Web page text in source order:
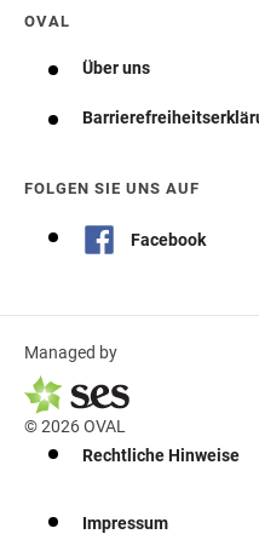
OVAL
Über uns
FOLGEN SIE UNS AUF
Facebook
Managed by
© 2026 OVAL
Rechtliche Hinweise
Impressum